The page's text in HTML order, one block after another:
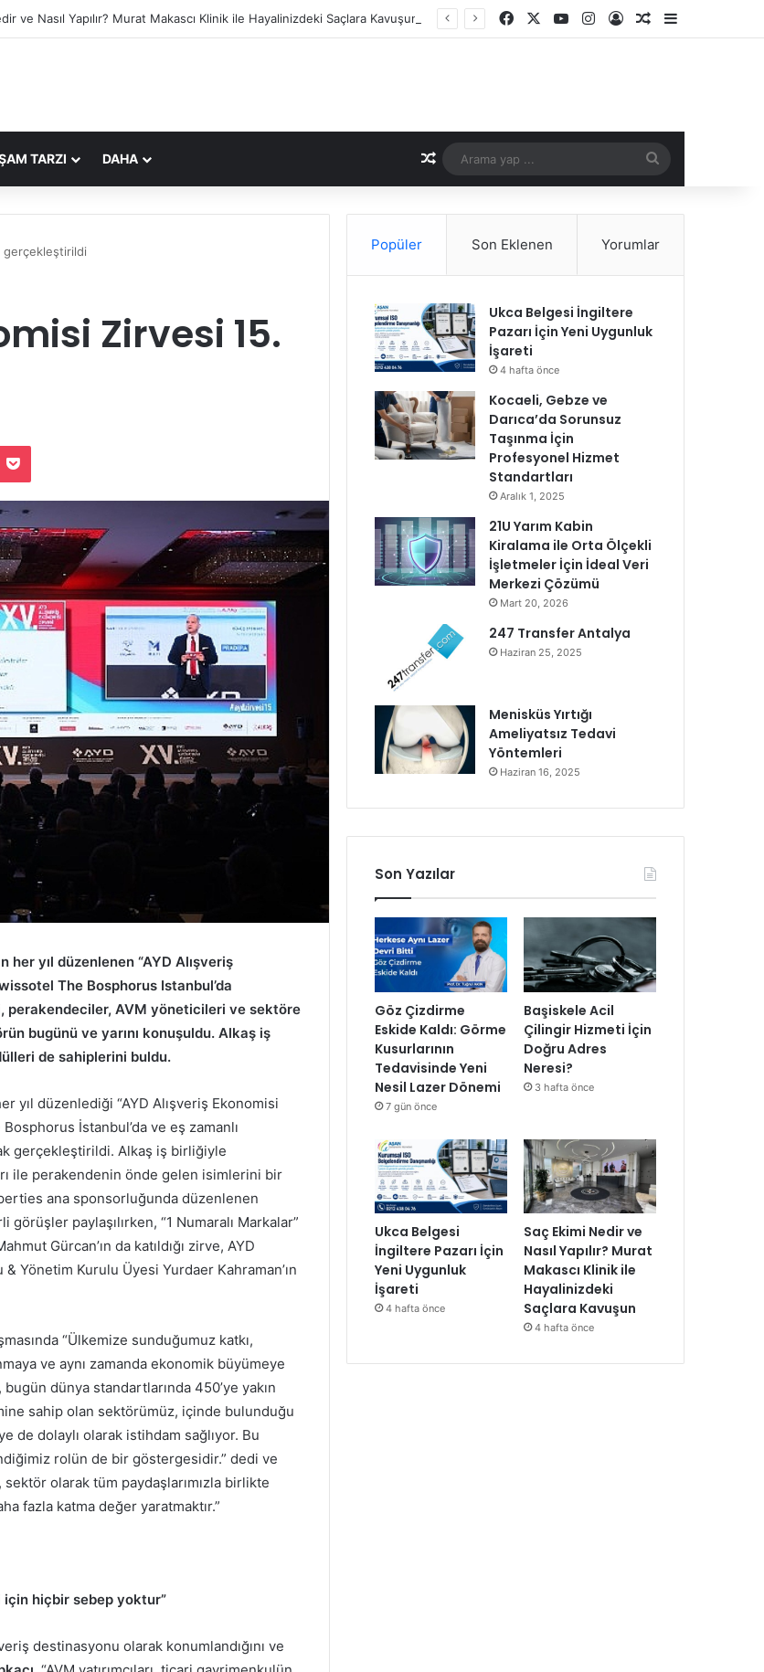
ve Nasıl Yapılır? Murat Makascı Klinik ile Hayalinizdeki Saçlara Kavuşun Facebook YouTubeInstagramKayıt OlRastgele Makale
TARZI DAHA Rastgele Makale
yap
gerçekleştirildi
Zirvesi 15.
her yıl düzenlenen “AYD Alışveriş
The Bosphorus Istanbul’da
perakendeciler, AVM yöneticileri ve sektöre
bugünü ve yarını konuşuldu. Alkaş iş
de sahiplerini buldu.
yıl düzenlediği “AYD Alışveriş Ekonomisi
İstanbul’da ve eş zamanlı
gerçekleştirildi. Alkaş iş birliğiyle
ile perakendenin önde gelen isimlerini bir
ana sponsorluğunda düzenlenen
paylaşılırken, “1 Numaralı Markalar”
Gürcan’ın da katıldığı zirve, AYD
& Yönetim Kurulu Üyesi Yurdaer Kahraman’ın
“Ülkemize sunduğumuz katkı,
ve aynı zamanda ekonomik büyümeye
dünya standartlarında 450’ye yakın
sahip olan sektörümüz, içinde bulunduğu
de dolaylı olarak istihdam sağlıyor. Bu
rolün de bir göstergesidir.” dedi ve
olarak tüm paydaşlarımızla birlikte
fazla katma değer yaratmaktır.”
için hiçbir sebep yoktur”
destinasyonu olarak konumlandığını ve
Popüler Son Eklenen Yorumlar
Ukca Belgesi İngiltere
Pazarı İçin Yeni Uygunluk
İşareti
4 hafta önce
Kocaeli, Gebze ve
Darıca’da Sorunsuz
Taşınma İçin
Profesyonel Hizmet
Standartları
Aralık 1, 2025
21U Yarım Kabin
Kiralama ile Orta Ölçekli
İşletmeler İçin İdeal Veri
Merkezi Çözümü
Mart 20, 2026
247 Transfer Antalya
Haziran 25, 2025
Menisküs Yırtığı
Ameliyatsız Tedavi
Yöntemleri
Haziran 16, 2025
Son Yazılar
Göz Çizdirme
Eskide Kaldı: Görme
Kusurlarının
Tedavisinde Yeni
Nesil Lazer Dönemi
7 gün önce
Başiskele Acil
Çilingir Hizmeti İçin
Doğru Adres
Neresi?
3 hafta önce
Ukca Belgesi
İngiltere Pazarı İçin
Yeni Uygunluk
İşareti
4 hafta önce
Saç Ekimi Nedir ve
Nasıl Yapılır? Murat
Makascı Klinik ile
Hayalinizdeki
Saçlara Kavuşun
4 hafta önce